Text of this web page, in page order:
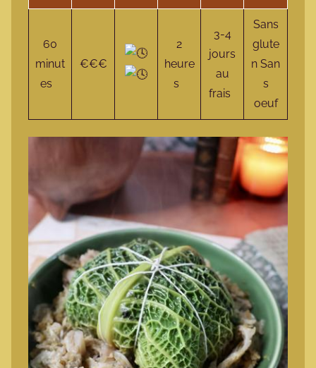
60
minut
es
€€€
2
heure
s
3-4
jours
au
frais
Sans
glute
n San
s
oeuf